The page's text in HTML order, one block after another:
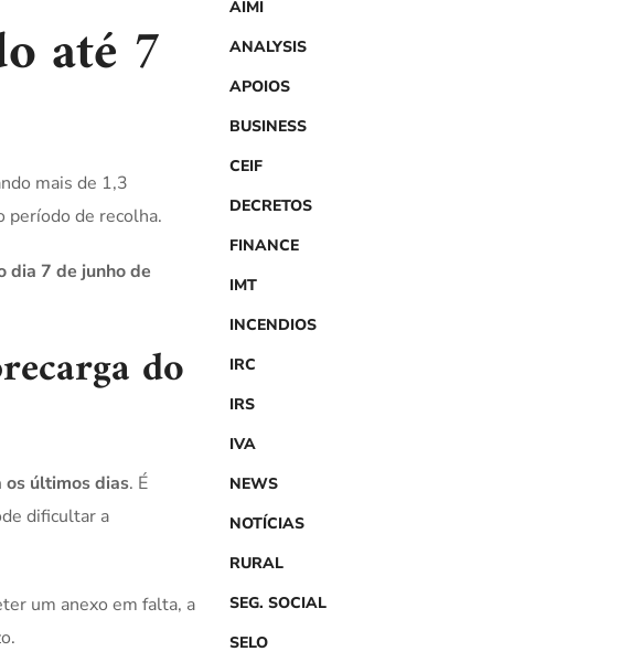
até 7
mais de 1,3
período de recolha.
dia 7 de junho de
do
os últimos dias. É
dificultar a
um anexo em falta, a
AIMI
ANALYSIS
APOIOS
BUSINESS
CEIF
DECRETOS
FINANCE
IMT
INCENDIOS
IRC
IRS
IVA
NEWS
NOTÍCIAS
RURAL
SEG. SOCIAL
SELO